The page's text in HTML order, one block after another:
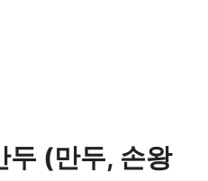
(만두, 손왕